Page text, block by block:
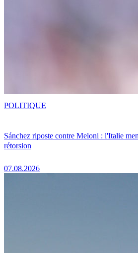
Sánchez riposte contre Meloni : l'Italie
rétorsion
07.08.2026
POLITIQUE